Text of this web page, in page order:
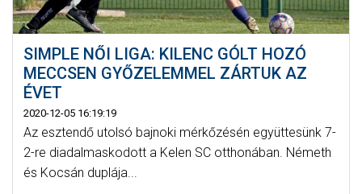
SIMPLE NŐI LIGA: KILENC GÓLT HOZÓ
MECCSEN GYŐZELEMMEL ZÁRTUK AZ
ÉVET
2020-12-05 16:19:19
Az esztendő utolsó bajnoki mérkőzésén együttesünk 7-
2-re diadalmaskodott a Kelen SC otthonában. Németh
és Kocsán duplája...